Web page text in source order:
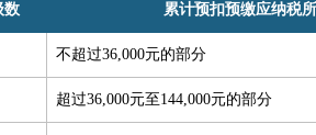
数 累计预扣预缴应纳税
不超过36,000元的部分
超过36,000元至144,000元的部分